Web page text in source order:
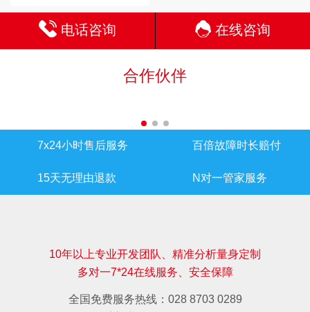
电话咨询 在线咨询
合作伙伴
7x24小时售后服务 百倍故障时长赔付
15天无理由退款 N对一管家服务
10年以上专业开发团队、精准分析量身定制
多对一7*24在线服务、安全保障
全国免费服务热线：028 8703 0289